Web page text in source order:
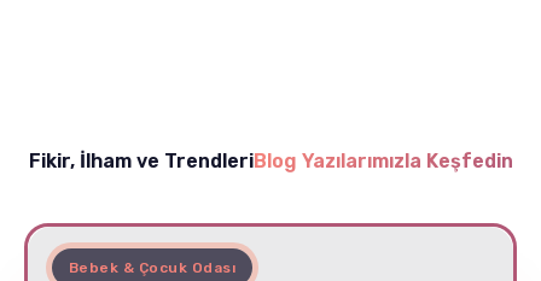
Fikir, İlham ve TrendleriBlog Yazılarımızla Keşfedin
Bebek & Çocuk Odası